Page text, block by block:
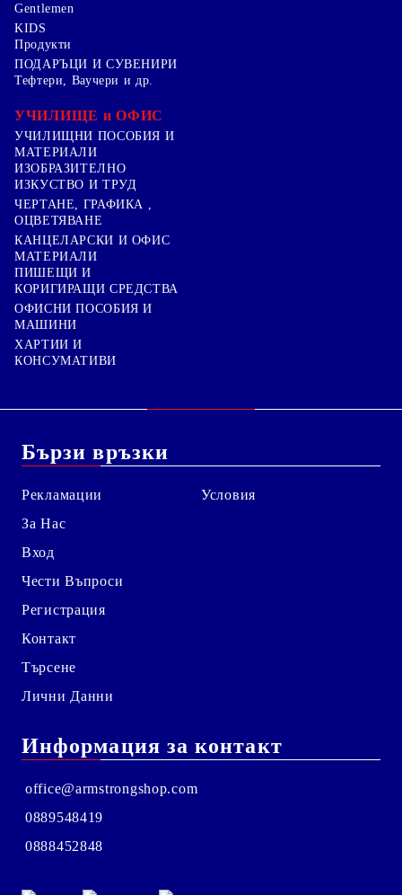
Gentlemen
KIDS
Продукти
ПОДАРЪЦИ И СУВЕНИРИ
Тефтери, Ваучери и др.
УЧИЛИЩЕ и ОФИС
УЧИЛИЩНИ ПОСОБИЯ И
МАТЕРИАЛИ
ИЗОБРАЗИТЕЛНО
ИЗКУСТВО И ТРУД
ЧЕРТАНЕ, ГРАФИКА ,
ОЦВЕТЯВАНЕ
КАНЦЕЛАРСКИ И ОФИС
МАТЕРИАЛИ
ПИШЕЩИ И
КОРИГИРАЩИ СРЕДСТВА
ОФИСНИ ПОСОБИЯ И
МАШИНИ
ХАРТИИ И
КОНСУМАТИВИ
Бързи връзки
Рекламации
За Нас
Вход
Чести Въпроси
Регистрация
Контакт
Търсене
Лични Данни
Условия
Информация за контакт
office@armstrongshop.com
0889548419
0888452848